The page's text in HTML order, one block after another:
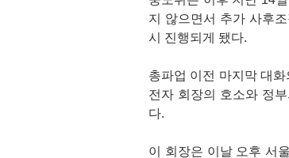
지 않으면서 추가 사후
시 진행되게 됐다.
총파업 이전 마지막 대
전자 회장의 호소와 정
다.
이 회장은 이날 오후 서